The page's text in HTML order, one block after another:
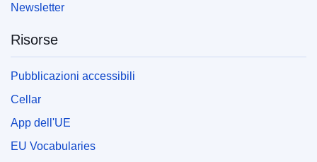
Newsletter
Risorse
Pubblicazioni accessibili
Cellar
App dell'UE
EU Vocabularies